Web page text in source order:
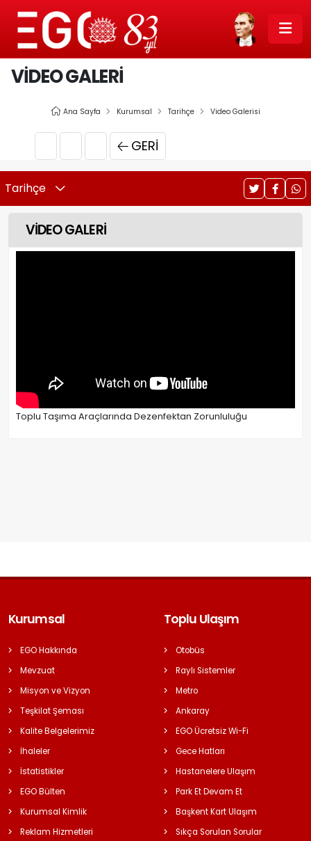
VİDEO GALERİ
Ana Sayfa Kurumsal Tarihçe Video Galerisi
GERI
Tarihçe
VİDEO GALERİ
Toplu Taşıma Araçlarında Dezenfektan Zorunluluğu
Kurumsal
EGO Hakkında
Mevzuat
Misyon ve Vizyon
Teşkilat Şeması
Kalite Belgelerimiz
İhaleler
İstatistikler
EGO Bülten
Kurumsal Kimlik
Reklam Hizmetleri
Toplu Ulaşım
Otobüs
Raylı Sistemler
Metro
Ankaray
EGO Ücretsiz Wi-Fi
Gece Hatları
Hastanelere Ulaşım
Park Et Devam Et
Başkent Kart Ulaşım
Sıkça Sorulan Sorular